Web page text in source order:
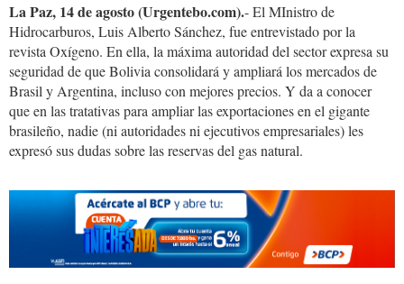
La Paz, 14 de agosto (Urgentebo.com).- El MInistro de
Hidrocarburos, Luis Alberto Sánchez, fue entrevistado por la
revista Oxígeno. En ella, la máxima autoridad del sector expresa su
seguridad de que Bolivia consolidará y ampliará los mercados de
Brasil y Argentina, incluso con mejores precios. Y da a conocer
que en las tratativas para ampliar las exportaciones en el gigante
brasileño, nadie (ni autoridades ni ejecutivos empresariales) les
expresó sus dudas sobre las reservas del gas natural.